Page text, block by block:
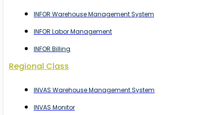
INFOR Warehouse Management System
INFOR Labor Management
INFOR Billing
Regional Class
INVAS Warehouse Management System
INVAS Monitor